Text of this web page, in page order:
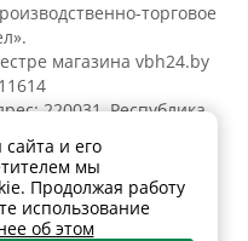
торговое
магазина vbh24.by
220031, Республика
1, 5 этаж;
от 11.02.2014.
и его
мы
Продолжая работу
использование
об этом